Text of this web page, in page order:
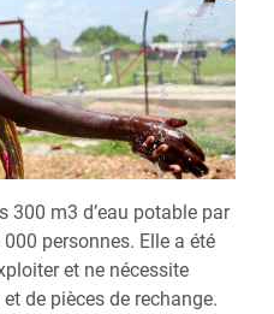
m3 d’eau potable par
personnes. Elle a été
et ne nécessite
de pièces de rechange.